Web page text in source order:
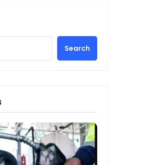
Search